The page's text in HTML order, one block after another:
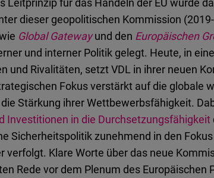
dieser geopolitischen Kommission
Global Gatewayund den Europäischen
und interner Politik gelegt. Heute, in
und Rivalitäten, setzt VDL in ihrer neuen
Fokus verstärkt auf die globale
Stärkung ihrer Wettbewerbsfähigkeit.
Investitionen in die Durchsetzungsfähigkeit
Sicherheitspolitik zunehmend in den
verfolgt. Klare Worte über das neue
Rede vor dem Plenum des Europäischen